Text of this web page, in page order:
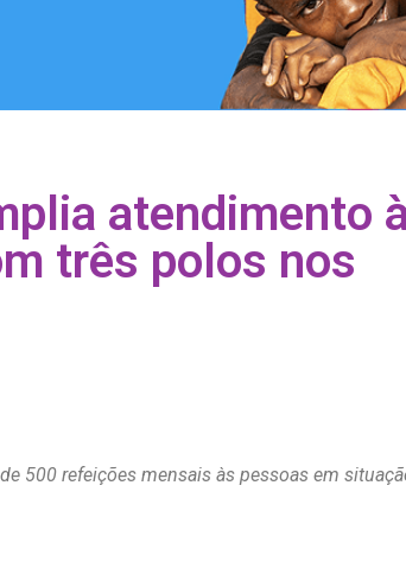
atendimento
três polos nos
500 refeições mensais às pessoas em